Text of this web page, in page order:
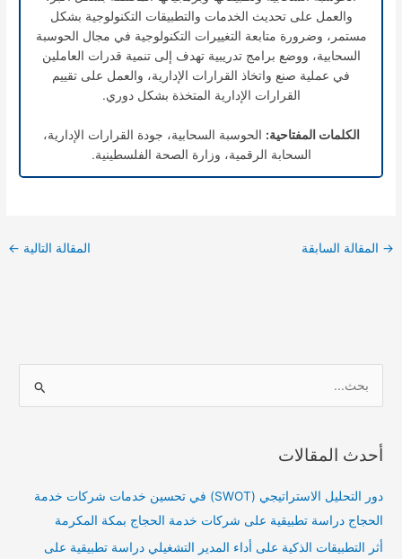
والعمل على تحديث الخدمات والتطبيقات التكنولوجية بشكل
مستمر، وضرورة متابعة التغييرات التكنولوجية في مجال الحوسبة
السحابية، ووضع برامج تدريبية تهدف إلى تنمية قدرات العاملين
في عملية صنع واتخاذ القرارات الإدارية، والعمل على تقييم
القرارات الإدارية المتخذة بشكل دوري.
الكلمات المفتاحية: الحوسبة السحابية، جودة القرارات الإدارية،
السحابة الرقمية، وزارة الصحة الفلسطينية.
→ المقالة السابقة المقالة التالية ←
ح
أحدث المقالات
دور التحليل الاستراتيجي (SWOT) في تحسين خدمات شركات خدمة
الحجاج دراسة تطبيقية على شركات خدمة الحجاج بمكة المكرمة
أثر التطبيقات الذكية على أداء المدير التشغيلي دراسة تطبيقية على